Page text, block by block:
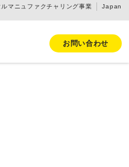
お問い合わせ
マニュファクチャリング事業 Japan